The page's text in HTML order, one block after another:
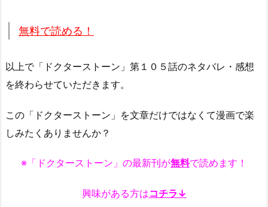
無料で読める！
以上で「ドクターストーン」第１０５話のネタバレ・感想
を終わらせていただきます。
この「ドクターストーン」を文章だけではなくて漫画で楽
しみたくありませんか？
※「ドクターストーン」の最新刊が無料で読めます！
興味がある方はコチラ↓